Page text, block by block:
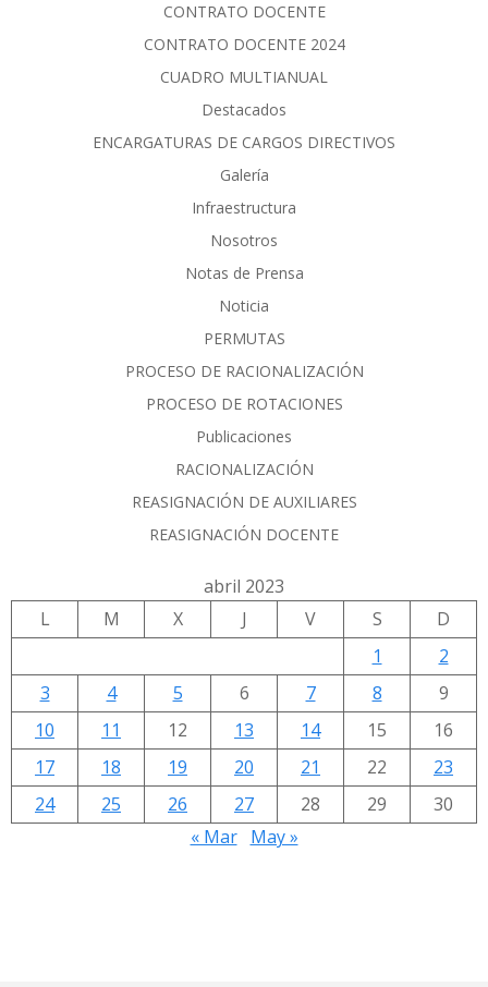
CONTRATO DOCENTE
CONTRATO DOCENTE 2024
CUADRO MULTIANUAL
Destacados
ENCARGATURAS DE CARGOS DIRECTIVOS
Galería
Infraestructura
Nosotros
Notas de Prensa
Noticia
PERMUTAS
PROCESO DE RACIONALIZACIÓN
PROCESO DE ROTACIONES
Publicaciones
RACIONALIZACIÓN
REASIGNACIÓN DE AUXILIARES
REASIGNACIÓN DOCENTE
abril 2023
L
M X J V S
D
1
2
3
4 5 6 7 8
9
10
11 12 13 14 15
16
17
18 19 20 21 22
23
24
25 26 27 28 29
30
« Mar
May »